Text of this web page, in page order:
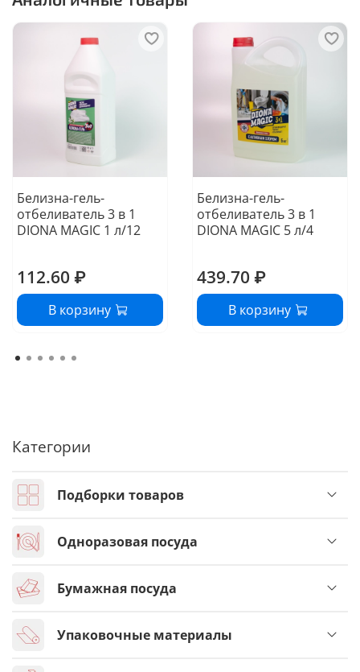
Белизна-гель-
отбеливатель 3 в 1
DIONA MAGIC 1 л/12
112.60 ₽
В корзину
Белизна-гель-
отбеливатель 3 в 1
DIONA MAGIC 5 л/4
439.70 ₽
В корзину
Категории
Подборки товаров
Одноразовая посуда
Бумажная посуда
Упаковочные материалы